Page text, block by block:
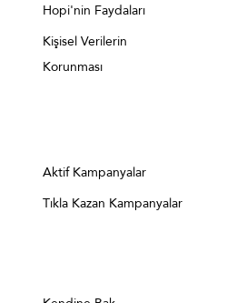
Hopi'nin Faydaları
Kişisel Verilerin
Korunması
Aktif Kampanyalar
Tıkla Kazan Kampanyalar